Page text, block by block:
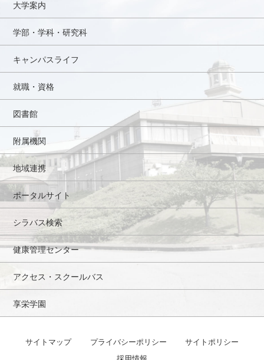
大学案内
学部・学科・研究科
キャンパスライフ
就職・資格
図書館
附属機関
地域連携
ポータルサイト
シラバス検索
健康管理センター
アクセス・スクールバス
享栄学園
サイトマップ プライバシーポリシー
サイトポリシー
採用情報